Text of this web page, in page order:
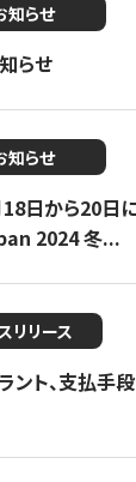
知らせ
らせ
知らせ
18日から20日
2024 冬...
リリース
ト、支払手